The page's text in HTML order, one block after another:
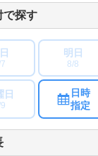
で探す
明日
8/8
日
日時
指定